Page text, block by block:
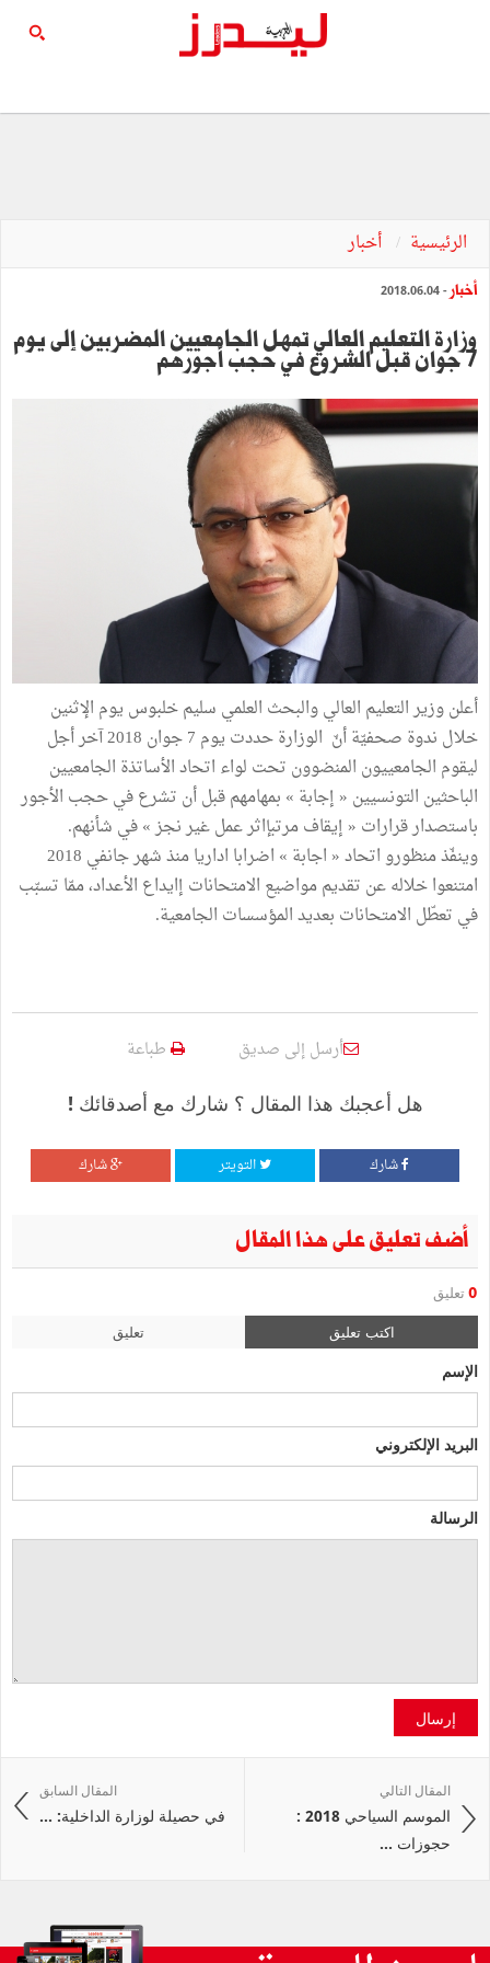
الرئيسية أخبار
أخبار - 2018.06.04
وزارة التعليم العالي تمهل الجامعيين المضربين إلى يوم
7 جوان قبل الشروع في حجب أجورهم
أعلن وزير التعليم العالي والبحث العلمي سليم خلبوس يوم الإثنين
خلال ندوة صحفيّة أنّ الوزارة حددت يوم 7 جوان 2018 آخر أجل
ليقوم الجامعييون المنضوون تحت لواء اتحاد الأساتذة الجامعيين
الباحثين التونسيين « إجابة » بمهامهم قبل أن تشرع في حجب الأجور
باستصدار قرارات « إيقاف مرتبإاثر عمل غير نجز » في شأنهم.
وينفّذ منظورو اتحاد « اجابة » اضرابا اداريا منذ شهر جانفي 2018
امتنعوا خلاله عن تقديم مواضيع الامتحانات إايداع الأعداد، ممّا تسبّب
في تعطّل الامتحانات بعديد المؤسسات الجامعية.
أرسل إلى صديق طباعة
هل أعجبك هذا المقال ؟ شارك مع أصدقائك !
شارك التويتر شارك
أضف تعليق على هذا المقال
0 تعليق
اكتب تعليق تعليق
الإسم
البريد الإلكتروني
الرسالة
إرسال
المقال السابق
في حصيلة لوزارة الداخلية: ...
المقال التالي
الموسم السياحي 2018 :
حجوزات ...